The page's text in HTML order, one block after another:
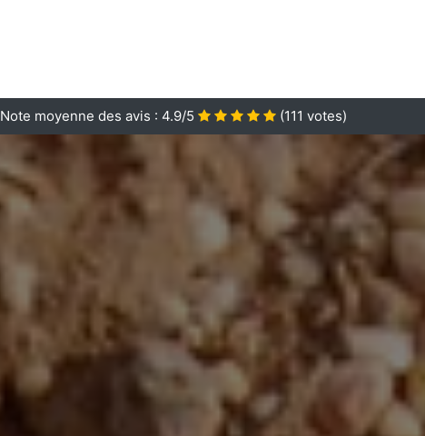
Note moyenne des avis : 4.9/5 (111 votes)